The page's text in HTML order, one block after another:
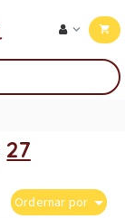
27
Ordernar por